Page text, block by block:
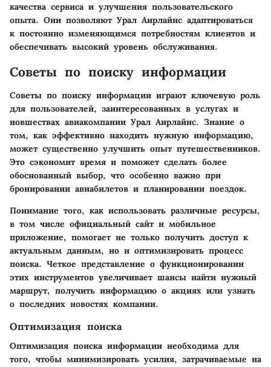
качества сервиса и улучшения пользовательского
опыта. Они позволяют Урал Аирлайнс адаптироваться
к постоянно изменяющимся потребностям клиентов и
обеспечивать высокий уровень обслуживания.
Советы по поиску информации
Советы по поиску информации играют ключевую роль
для пользователей, заинтересованных в услугах и
новшествах авиакомпании Урал Аирлайнс. Знание о
том, как эффективно находить нужную информацию,
может существенно улучшить опыт путешественников.
Это сэкономит время и поможет сделать более
обоснованный выбор, что особенно важно при
бронировании авиабилетов и планировании поездок.
Понимание того, как использовать различные ресурсы,
в том числе официальный сайт и мобильное
приложение, помогает не только получить доступ к
актуальным данным, но и оптимизировать процесс
поиска. Четкое представление о функционировании
этих инструментов увеличивает шансы найти нужный
маршрут, получить информацию о акциях или узнать
о последних новостях компании.
Оптимизация поиска
Оптимизация поиска информации необходима для
того, чтобы минимизировать усилия, затрачиваемые на